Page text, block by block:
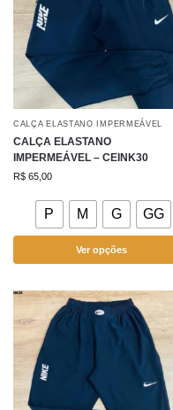
CALÇA ELASTANO IMPERMEÁVEL
CALÇA ELASTANO
IMPERMEÁVEL – CEINK30
R$ 65,00
P M G GG
Ver opções